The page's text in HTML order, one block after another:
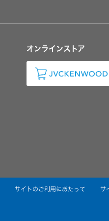
オンラインストア
サイトのご利用にあたって サ